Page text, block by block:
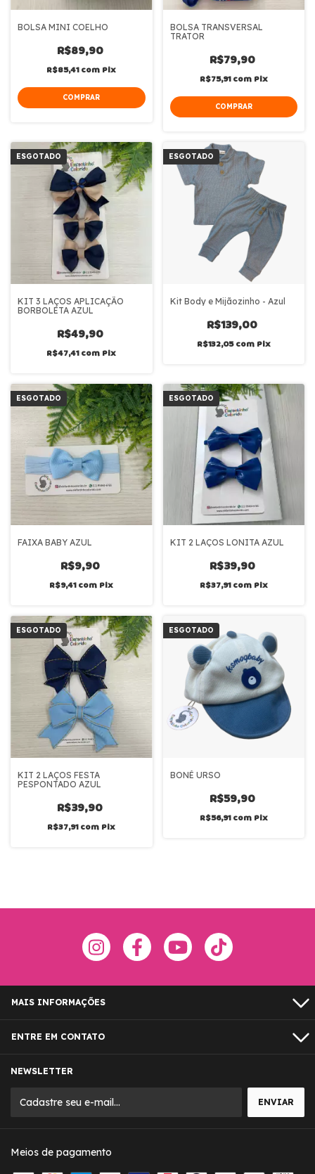
BOLSA MINI COELHO
R$89,90
R$85,41com Pix
BOLSA TRANSVERSAL
TRATOR
R$79,90
R$75,91com Pix
ESGOTADO
KIT 3 LAÇOS APLICAÇÃO
BORBOLETA AZUL
R$49,90
R$47,41com Pix
ESGOTADO
Kit Body e Mijãozinho - Azul
R$139,00
R$132,05com Pix
ESGOTADO
FAIXA BABY AZUL
R$9,90
R$9,41com Pix
ESGOTADO
KIT 2 LAÇOS LONITA AZUL
R$39,90
R$37,91com Pix
ESGOTADO
KIT 2 LAÇOS FESTA
PESPONTADO AZUL
R$39,90
R$37,91com Pix
ESGOTADO
BONÉ URSO
R$59,90
R$56,91com Pix
MAIS INFORMAÇÕES
ENTRE EM CONTATO
NEWSLETTER
Meios de pagamento